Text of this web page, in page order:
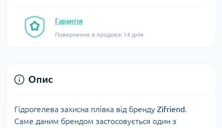
Гарантія
Повернення в продовж 14 днів
Опис
Гідрогелева захисна плівка від бренду Zifriend.
Саме даним брендом застосовується один з